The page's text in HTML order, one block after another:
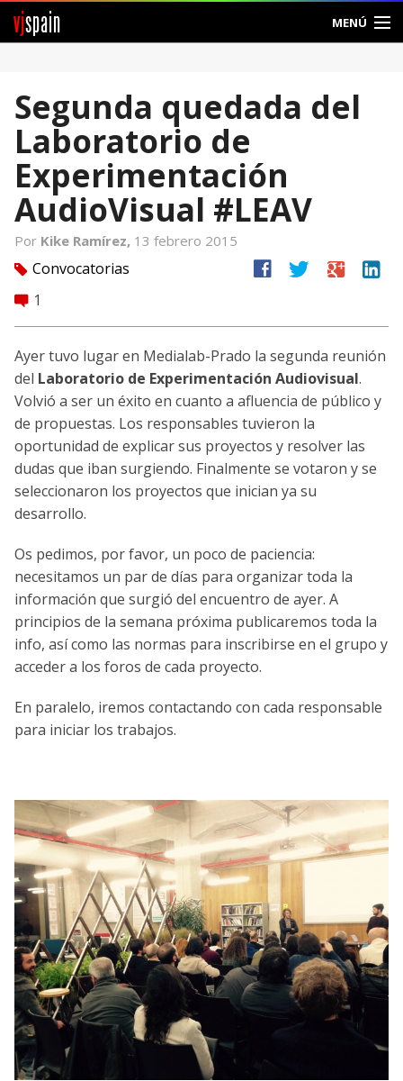
vjspain MENÚ
Foros
Noticias
Vjspain
Ayuda
Contacto
Entrar
Crear Cuenta
Segunda quedada del
Laboratorio de
Experimentación
AudioVisual #LEAV
Por Kike Ramírez, 13 febrero 2015
tag Convocatorias
comment 1
facebook twitter google linkedin
Ayer tuvo lugar en Medialab-Prado la segunda reunión
del Laboratorio de Experimentación Audiovisual.
Volvió a ser un éxito en cuanto a afluencia de público y
de propuestas. Los responsables tuvieron la
oportunidad de explicar sus proyectos y resolver las
dudas que iban surgiendo. Finalmente se votaron y se
seleccionaron los proyectos que inician ya su
desarrollo.
Os pedimos, por favor, un poco de paciencia:
necesitamos un par de días para organizar toda la
información que surgió del encuentro de ayer. A
principios de la semana próxima publicaremos toda la
info, así como las normas para inscribirse en el grupo y
acceder a los foros de cada proyecto.
En paralelo, iremos contactando con cada responsable
para iniciar los trabajos.